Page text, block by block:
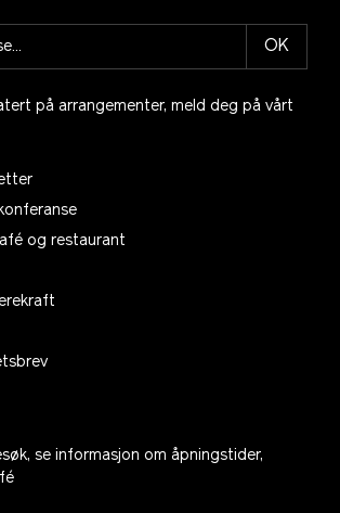
OK
på arrangementer, meld deg på vårt
og restaurant
se informasjon om åpningstider,